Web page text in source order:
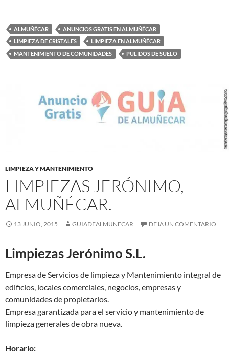
ALMUÑÉCAR
ANUNCIOS GRATIS EN ALMUÑÉCAR
LIMPIEZA DE CRISTALES
LIMPIEZA EN ALMUÑÉCAR
MANTENIMIENTO DE COMUNIDADES
PULIDOS DE SUELO
LIMPIEZA Y MANTENIMIENTO
LIMPIEZAS JERÓNIMO,
ALMUÑÉCAR.
13 JUNIO, 2015 GUIADEALMUNECAR DEJA UN COMENTARIO
Limpiezas Jerónimo S.L.
Empresa de Servicios de limpieza y Mantenimiento integral de
edificios, locales comerciales, negocios, empresas y
comunidades de propietarios.
Empresa garantizada para el servicio y mantenimiento de
limpieza generales de obra nueva.
Horario: